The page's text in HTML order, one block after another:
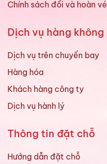
Chính sách đổi và hoàn vé
Dịch vụ hàng không
Dịch vụ trên chuyến bay
Hàng hóa
Khách hàng công ty
Dịch vụ hành lý
Thông tin đặt chỗ
Hướng dẫn đặt chỗ